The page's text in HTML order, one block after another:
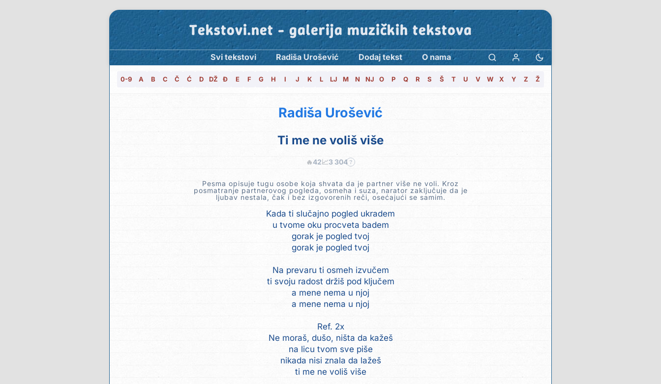
Tekstovi.net - galerija muzičkih tekstova
Svi tekstovi Radiša Urošević Dodaj tekst O nama
0-9 A B C Č Ć D DŽ Đ E F G H I J K L LJ M N NJ O P Q R S Š T U V W X Y Z Ž
Radiša Urošević
Ti me ne voliš više
🔥42📈3 304 ?
Pesma opisuje tugu osobe koja shvata da je partner više ne voli. Kroz
posmatranje partnerovog pogleda, osmeha i suza, narator zaključuje da je
ljubav nestala, čak i bez izgovorenih reči, osećajući se samim.
Kada ti slučajno pogled ukradem
u tvome oku procveta badem
gorak je pogled tvoj
gorak je pogled tvoj
Na prevaru ti osmeh izvučem
ti svoju radost držiš pod ključem
a mene nema u njoj
a mene nema u njoj
Ref. 2x
Ne moraš, dušo, ništa da kažeš
na licu tvom sve piše
nikada nisi znala da lažeš
ti me ne voliš više